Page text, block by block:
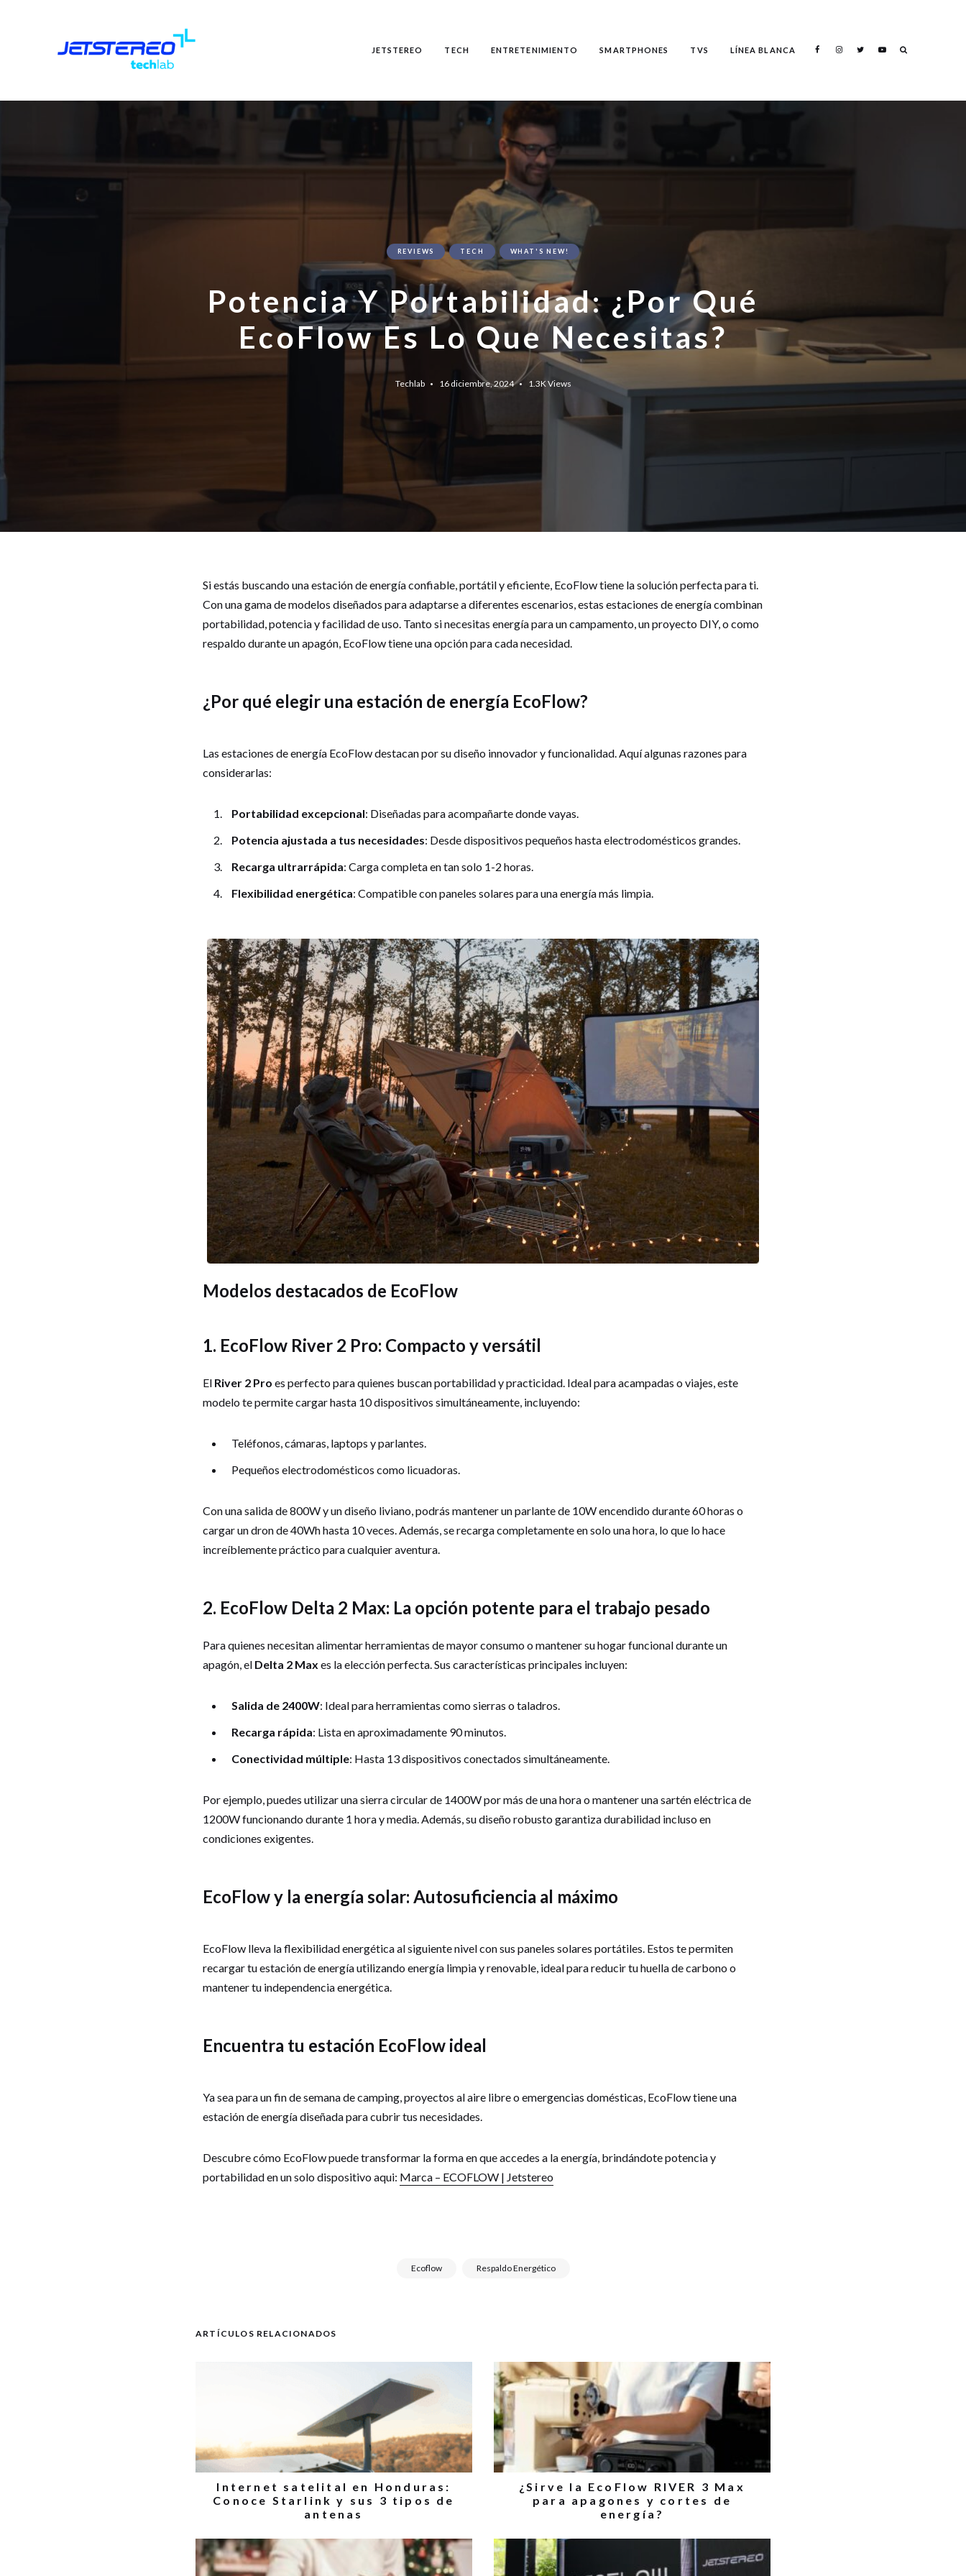
JETSTEREO TECH ENTRETENIMIENTO SMARTPHONES TVS LÍNEA BLANCA
REVIEWS TECH WHAT'S NEW!
Potencia Y Portabilidad: ¿Por Qué
EcoFlow Es Lo Que Necesitas?
Techlab 16 diciembre, 2024 1.3K Views
Si estás buscando una estación de energía confiable, portátil y eficiente, EcoFlow tiene la solución perfecta para ti.
Con una gama de modelos diseñados para adaptarse a diferentes escenarios, estas estaciones de energía combinan
portabilidad, potencia y facilidad de uso. Tanto si necesitas energía para un campamento, un proyecto DIY, o como
respaldo durante un apagón, EcoFlow tiene una opción para cada necesidad.
¿Por qué elegir una estación de energía EcoFlow?
Las estaciones de energía EcoFlow destacan por su diseño innovador y funcionalidad. Aquí algunas razones para
considerarlas:
Portabilidad excepcional: Diseñadas para acompañarte donde vayas.
Potencia ajustada a tus necesidades: Desde dispositivos pequeños hasta electrodomésticos grandes.
Recarga ultrarrápida: Carga completa en tan solo 1-2 horas.
Flexibilidad energética: Compatible con paneles solares para una energía más limpia.
Modelos destacados de EcoFlow
1. EcoFlow River 2 Pro: Compacto y versátil
El River 2 Pro es perfecto para quienes buscan portabilidad y practicidad. Ideal para acampadas o viajes, este
modelo te permite cargar hasta 10 dispositivos simultáneamente, incluyendo:
Teléfonos, cámaras, laptops y parlantes.
Pequeños electrodomésticos como licuadoras.
Con una salida de 800W y un diseño liviano, podrás mantener un parlante de 10W encendido durante 60 horas o
cargar un dron de 40Wh hasta 10 veces. Además, se recarga completamente en solo una hora, lo que lo hace
increíblemente práctico para cualquier aventura.
2. EcoFlow Delta 2 Max: La opción potente para el trabajo pesado
Para quienes necesitan alimentar herramientas de mayor consumo o mantener su hogar funcional durante un
apagón, el Delta 2 Max es la elección perfecta. Sus características principales incluyen:
Salida de 2400W: Ideal para herramientas como sierras o taladros.
Recarga rápida: Lista en aproximadamente 90 minutos.
Conectividad múltiple: Hasta 13 dispositivos conectados simultáneamente.
Por ejemplo, puedes utilizar una sierra circular de 1400W por más de una hora o mantener una sartén eléctrica de
1200W funcionando durante 1 hora y media. Además, su diseño robusto garantiza durabilidad incluso en
condiciones exigentes.
EcoFlow y la energía solar: Autosuficiencia al máximo
EcoFlow lleva la flexibilidad energética al siguiente nivel con sus paneles solares portátiles. Estos te permiten
recargar tu estación de energía utilizando energía limpia y renovable, ideal para reducir tu huella de carbono o
mantener tu independencia energética.
Encuentra tu estación EcoFlow ideal
Ya sea para un fin de semana de camping, proyectos al aire libre o emergencias domésticas, EcoFlow tiene una
estación de energía diseñada para cubrir tus necesidades.
Descubre cómo EcoFlow puede transformar la forma en que accedes a la energía, brindándote potencia y
portabilidad en un solo dispositivo aqui: Marca – ECOFLOW | Jetstereo
Ecoflow Respaldo Energético
ARTÍCULOS RELACIONADOS
Internet satelital en Honduras:
Conoce Starlink y sus 3 tipos de
antenas
¿Sirve la EcoFlow RIVER 3 Max
para apagones y cortes de
energía?